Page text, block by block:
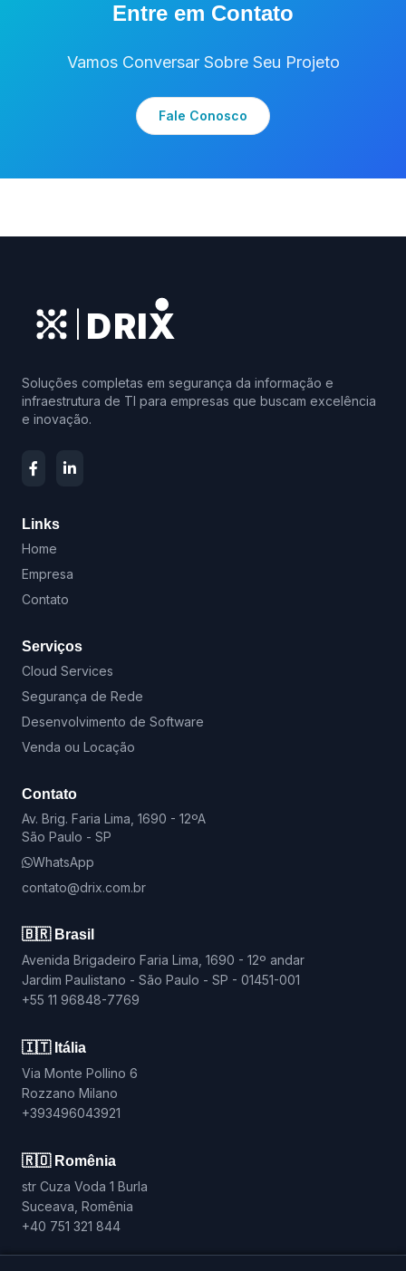
Entre em Contato
Vamos Conversar Sobre Seu Projeto
Fale Conosco
DRIX
Soluções completas em segurança da informação e
infraestrutura de TI para empresas que buscam excelência
e inovação.
Links
Home
Empresa
Contato
Serviços
Cloud Services
Segurança de Rede
Desenvolvimento de Software
Venda ou Locação
Contato
Av. Brig. Faria Lima, 1690 - 12ºA
São Paulo - SP
WhatsApp
contato@drix.com.br
🇧🇷 Brasil
Avenida Brigadeiro Faria Lima, 1690 - 12º andar
Jardim Paulistano - São Paulo - SP - 01451-001
+55 11 96848-7769
🇮🇹 Itália
Via Monte Pollino 6
Rozzano Milano
+393496043921
🇷🇴 Romênia
str Cuza Voda 1 Burla
Suceava, Romênia
+40 751 321 844